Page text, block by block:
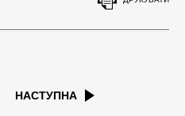
НАСТУПНА